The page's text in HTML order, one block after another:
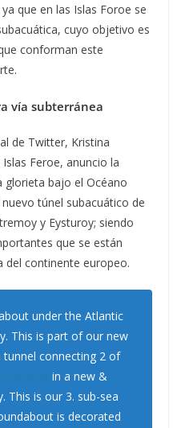
que en las Islas Foroe se
cuyo objetivo es
conforman este
vía subterránea
de Twitter, Kristina
Feroe, anuncio la
glorieta bajo el Océano
túnel subacuático de
y Eysturoy; siendo
que se están
del continente europeo.
under the Atlantic
This is part of our new
tunnel connecting 2 of
in a new &
This is our 3. sub-sea
is decorated